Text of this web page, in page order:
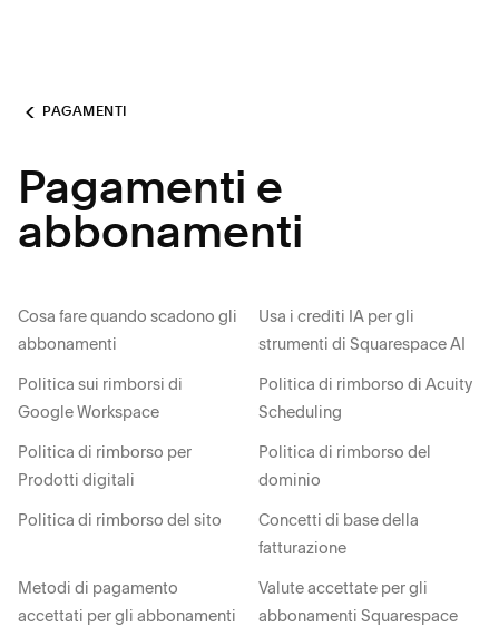
PAGAMENTI
Pagamenti e
abbonamenti
Cosa fare quando scadono gli
abbonamenti
Usa i crediti IA per gli
strumenti di Squarespace AI
Politica sui rimborsi di
Google Workspace
Politica di rimborso di Acuity
Scheduling
Politica di rimborso per
Prodotti digitali
Politica di rimborso del
dominio
Politica di rimborso del sito
Concetti di base della
fatturazione
Metodi di pagamento
accettati per gli abbonamenti
Valute accettate per gli
abbonamenti Squarespace